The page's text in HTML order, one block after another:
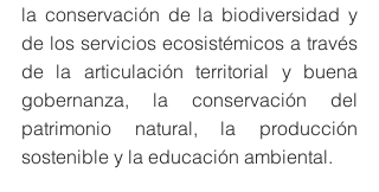
la conservación de la biodiversidad y
de los servicios ecosistémicos a través
de la articulación territorial y buena
gobernanza, la conservación del
patrimonio natural, la producción
sostenible y la educación ambiental.